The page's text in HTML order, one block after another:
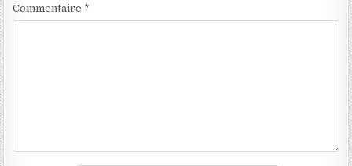
Commentaire *